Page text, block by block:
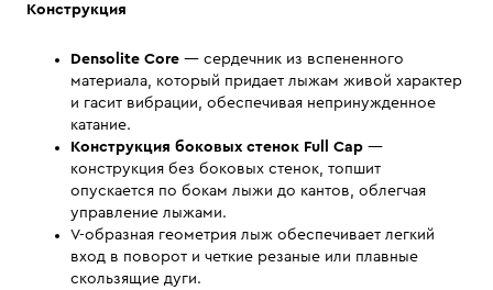
Конструкция
Densolite Core — сердечник из вспененного
материала, который придает лыжам живой характер
и гасит вибрации, обеспечивая непринужденное
катание.
Конструкция боковых стенок Full Cap —
конструкция без боковых стенок, топшит
опускается по бокам лыжи до кантов, облегчая
управление лыжами.
V-образная геометрия лыж обеспечивает легкий
вход в поворот и четкие резаные или плавные
скользящие дуги.